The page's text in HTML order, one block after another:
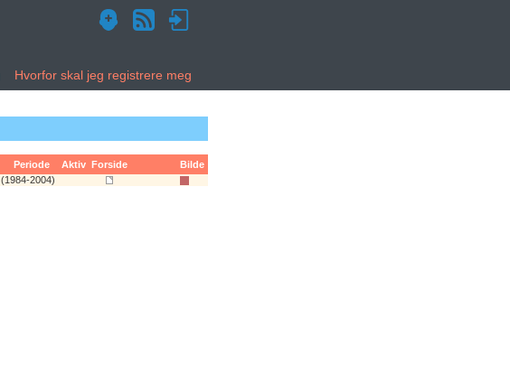
Hvorfor skal jeg registrere meg
Periode Aktiv Forside
Bilde
(1984-2004)